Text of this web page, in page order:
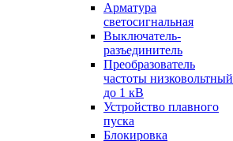
Арматура
светосигнальная
Выключатель-
разъединитель
Преобразователь
частоты низковольтный
до 1 кВ
Устройство плавного
пуска
Блокировка